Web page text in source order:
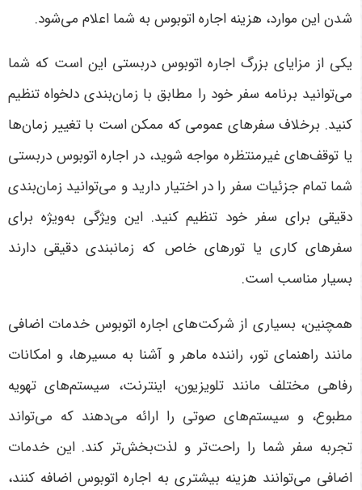
شدن این موارد، هزینه اجاره اتوبوس به شما اعلام می‌شود.
یکی از مزایای بزرگ اجاره اتوبوس دربستی این است که شما
می‌توانید برنامه سفر خود را مطابق با زمان‌بندی دلخواه تنظیم
کنید. برخلاف سفرهای عمومی که ممکن است با تغییر زمان‌ها
یا توقف‌های غیرمنتظره مواجه شوید، در اجاره اتوبوس دربستی
شما تمام جزئیات سفر را در اختیار دارید و می‌توانید زمان‌بندی
دقیقی برای سفر خود تنظیم کنید. این ویژگی به‌ویژه برای
سفرهای کاری یا تورهای خاص که زمانبندی دقیقی دارند
بسیار مناسب است.
همچنین، بسیاری از شرکت‌های اجاره اتوبوس خدمات اضافی
مانند راهنمای تور، راننده ماهر و آشنا به مسیرها، و امکانات
رفاهی مختلف مانند تلویزیون، اینترنت، سیستم‌های تهویه
مطبوع، و سیستم‌های صوتی را ارائه می‌دهند که می‌تواند
تجربه سفر شما را راحت‌تر و لذت‌بخش‌تر کند. این خدمات
اضافی می‌توانند هزینه بیشتری به اجاره اتوبوس اضافه کنند،